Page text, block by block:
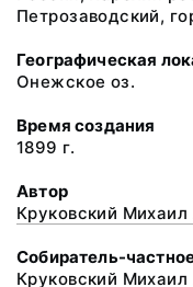
Петрозаводский,
Географическая
Онежское оз.
Время создания
1899 г.
Автор
Круковский
Собиратель-
Круковский